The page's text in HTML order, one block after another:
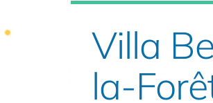
Villa
la-